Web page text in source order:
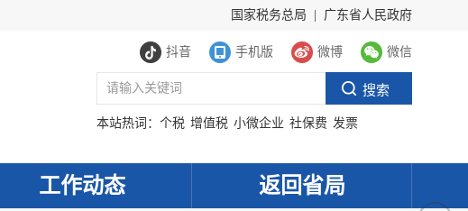
国家税务总局 广东省人民政府
抖音 手机版 微博 微信
本站热词： 个税 增值税 小微企业 社保费 发票
工作动态 返回省局